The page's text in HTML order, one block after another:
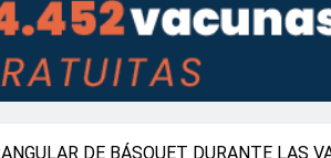
DE BÁSQUET DURANTE LAS